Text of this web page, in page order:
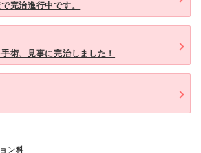
完治進行中です。
術、見事に完治しました！
ン科